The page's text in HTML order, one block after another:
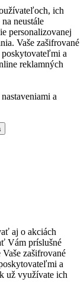
ich
neustále
personalizovanej
Vaše zašifrované
a
reklamných
a
aj o akciách
Vám príslušné
zašifrované
a
už využívate ich